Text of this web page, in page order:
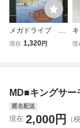
メガドライブ キ
ングサーモン 起
現在 1,320円 現
MD■キングサー
匿名配送
現在 2,000円 （